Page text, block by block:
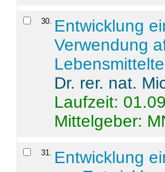
30. Entwicklung
Verwendung
Dr. rer. nat.
Laufzeit:
Mittelgeber:
31. Entwicklung